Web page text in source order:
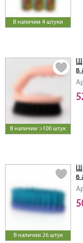
В наличии 4 штуки
В наличии >100 штук
в
В наличии 26 штук
в